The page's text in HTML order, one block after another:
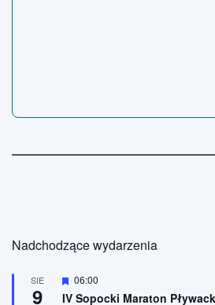
Nadchodzące wydarzenia
SIE
9
W
y
06:00
IV Sopocki Maraton